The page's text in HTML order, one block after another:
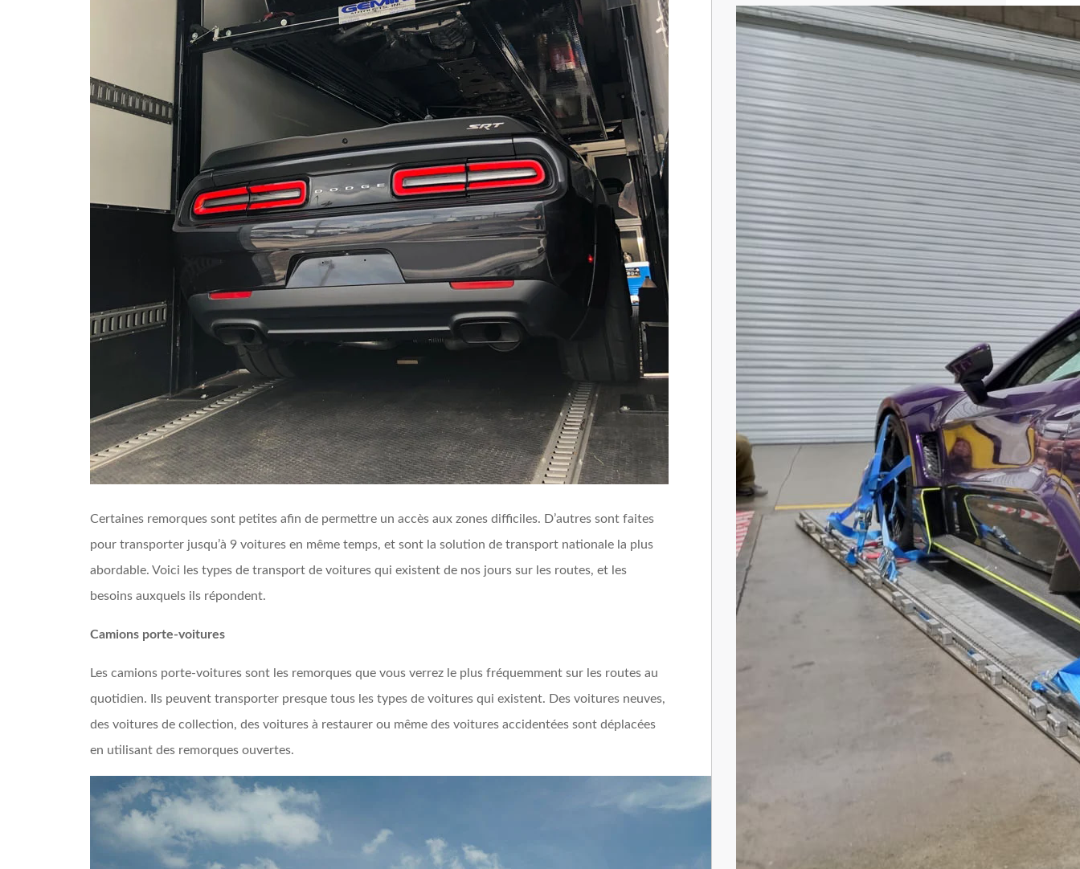
Certaines remorques sont petites afin de permettre un accès aux zones difficiles. D’autres sont faites
pour transporter jusqu’à 9 voitures en même temps, et sont la solution de transport nationale la plus
abordable. Voici les types de transport de voitures qui existent de nos jours sur les routes, et les
besoins auxquels ils répondent.
Camions porte-voitures
Les camions porte-voitures sont les remorques que vous verrez le plus fréquemment sur les routes au
quotidien. Ils peuvent transporter presque tous les types de voitures qui existent. Des voitures neuves,
des voitures de collection, des voitures à restaurer ou même des voitures accidentées sont déplacées
en utilisant des remorques ouvertes.